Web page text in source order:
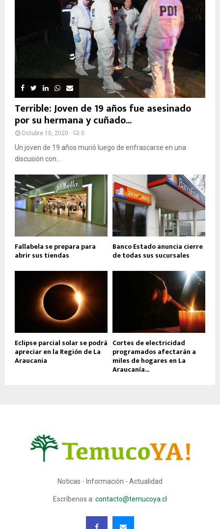
Terrible: Joven de 19 años fue asesinado
por su hermana y cuñado...
Octubre 10, 2020 0
Un joven de 19 años murió luego de enfrascarse en una
discusión con...
Fallabela se prepara para
abrir sus tiendas
Banco Estado anuncia cierre
de todas sus sucursales
Eclipse parcial solar se podrá
apreciar en la Región de La
Araucania
Cortes de electricidad
programados afectarán a
miles de hogares en La
Araucanía...
Noticas - Información - Actualidad
Escríbenos a: contacto@temucoya.cl